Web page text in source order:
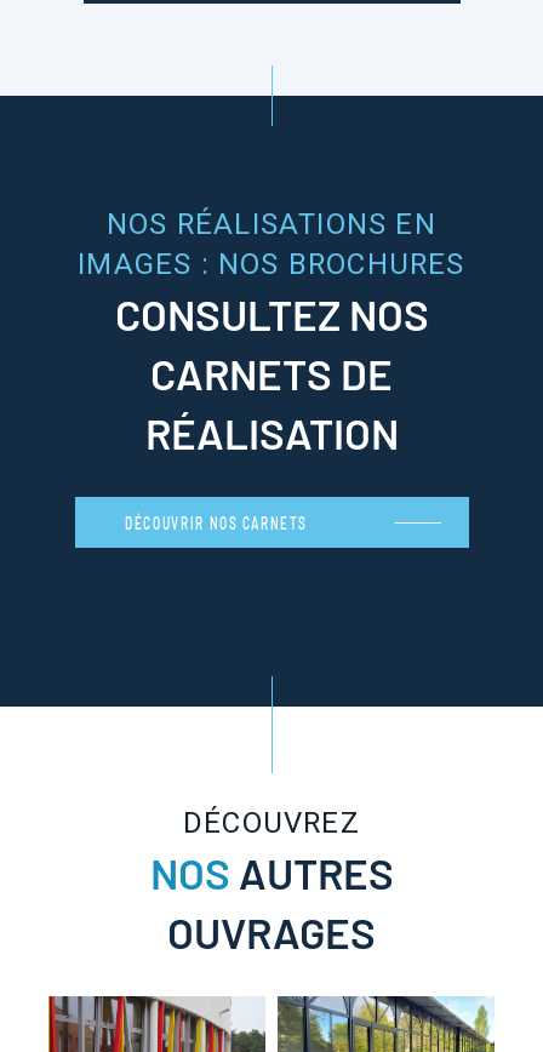
NOS RÉALISATIONS EN
IMAGES : NOS BROCHURES
CONSULTEZ NOS
CARNETS DE
RÉALISATION
DÉCOUVRIR NOS CARNETS
DÉCOUVREZ
NOS AUTRES
OUVRAGES